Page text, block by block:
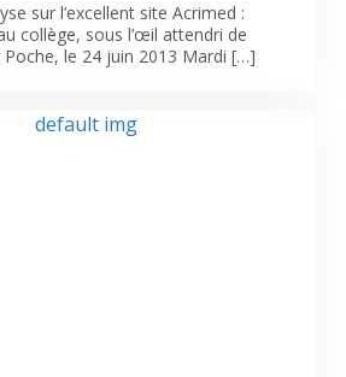
sur l’excellent site Acrimed :
collège, sous l’œil attendri de
Poche, le 24 juin 2013 Mardi […]